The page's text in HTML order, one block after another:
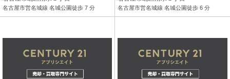
名古屋市営名城線 名城公園徒歩 7 分 名古屋市営名城線 名城公園徒歩 6 分